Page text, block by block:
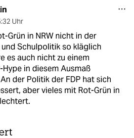
Uhr
Grün in NRW nicht in der
Schulpolitik so kläglich
es auch nicht zu einem
Hype in diesem Ausmaß
der Politik der FDP hat sich
aber vieles mit Rot-Grün in